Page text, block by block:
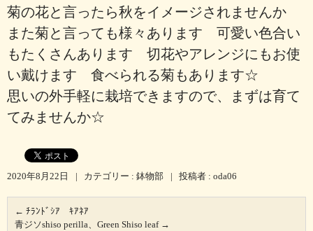
菊の花と言ったら秋をイメージされませんか
また菊と言っても様々あります 可愛い色合い
もたくさんあります 切花やアレンジにもお使
い戴けます 食べられる菊もあります☆
思いの外手軽に栽培できますので、まずは育て
てみませんか☆
2020年8月22日 | カテゴリー : 鉢物部 | 投稿者 : oda06
← ﾁﾗﾝﾄﾞｼｱ ｷｱﾈｱ
青ジソshiso perilla、Green Shiso leaf →